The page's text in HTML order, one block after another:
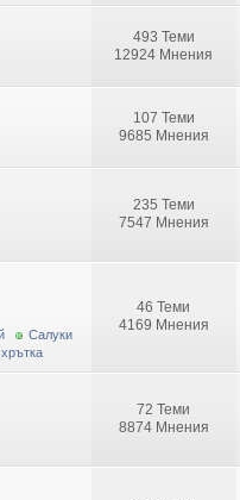
493 Теми
12924 Мнения
107 Теми
9685 Мнения
235 Теми
7547 Мнения
Салуки
46 Теми
4169 Мнения
72 Теми
8874 Мнения